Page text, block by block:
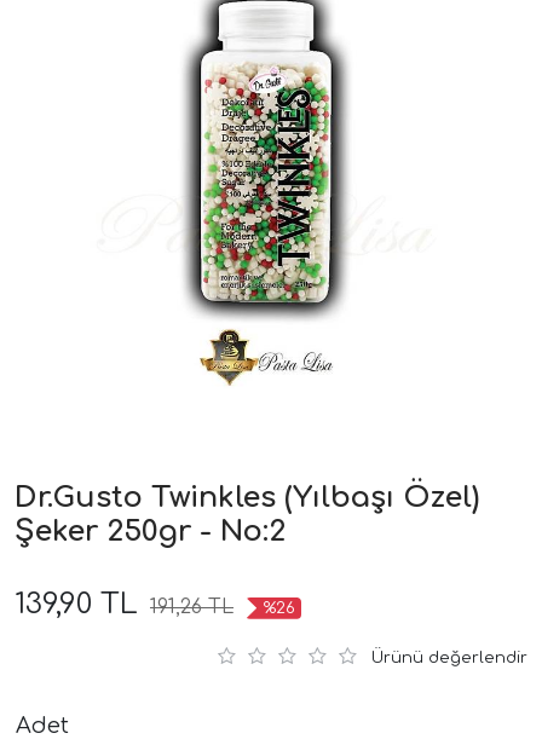
Dr.Gusto Twinkles (Yılbaşı Özel)
Şeker 250gr - No:2
139,90 TL 191,26 TL %26
Ürünü değerlendir
Adet